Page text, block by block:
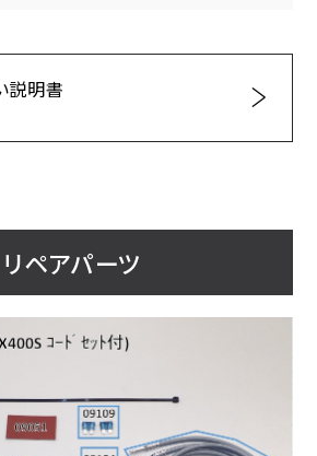
説明書
リペアパーツ